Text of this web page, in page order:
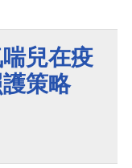
兒在疫
策略